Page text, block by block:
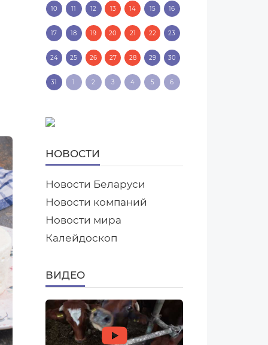
10 11 12 13 14 15 16
17 18 19 20 21 22 23
24 25 26 27 28 29 30
31 1 2 3 4 5 6
НОВОСТИ
Новости Беларуси
Новости компаний
Новости мира
Калейдоскоп
ВИДЕО